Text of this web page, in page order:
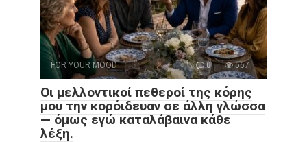
FOR YOUR MOOD 0 567
Οι μελλοντικοί πεθεροί της κόρης
μου την κορόιδευαν σε άλλη γλώσσα
— όμως εγώ καταλάβαινα κάθε
λέξη.